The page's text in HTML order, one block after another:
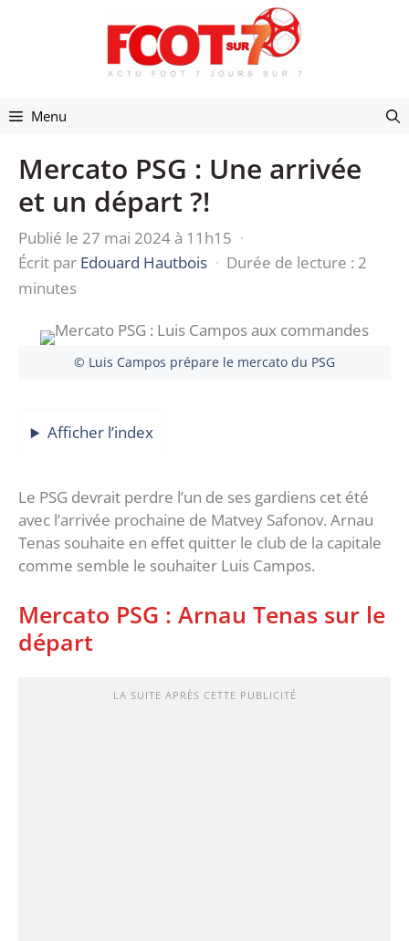
Menu
Mercato PSG : Une arrivée
et un départ ?!
Publié le 27 mai 2024 à 11h15 ·
Écrit par Edouard Hautbois · Durée de lecture : 2
minutes
© Luis Campos prépare le mercato du PSG
Afficher l’index
Le PSG devrait perdre l’un de ses gardiens cet été
avec l’arrivée prochaine de Matvey Safonov. Arnau
Tenas souhaite en effet quitter le club de la capitale
comme semble le souhaiter Luis Campos.
Mercato PSG : Arnau Tenas sur le
départ
LA SUITE APRÈS CETTE PUBLICITÉ